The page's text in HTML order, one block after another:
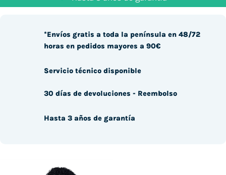
*Envíos gratis a toda la península en 48/72
horas en pedidos mayores a 90€
Servicio técnico disponible
30 días de devoluciones - Reembolso
Hasta 3 años de garantía